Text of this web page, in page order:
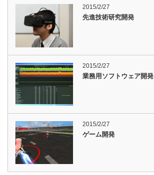
2015/2/27
先進技術研究開発
2015/2/27
業務用ソフトウェア開発
2015/2/27
ゲーム開発